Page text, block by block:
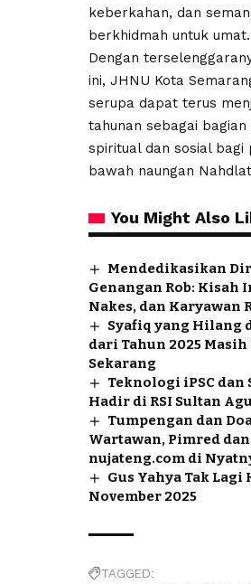
keberkahan, dan
berkhidmah untuk umat.
Dengan
ini, JHNU Kota
serupa dapat terus
tahunan sebagai
spiritual dan sosial bagi
bawah naungan
You Might Also
Mendedikasikan
Genangan Rob: Kisah
Nakes, dan Karyawan
Syafiq yang Hilang
dari Tahun 2025
Sekarang
Teknologi iPSC dan
Hadir di RSI Sultan
Tumpengan dan
Wartawan, Pimred
nujateng.com di
Gus Yahya Tak Lagi
November 2025
TAGGED: